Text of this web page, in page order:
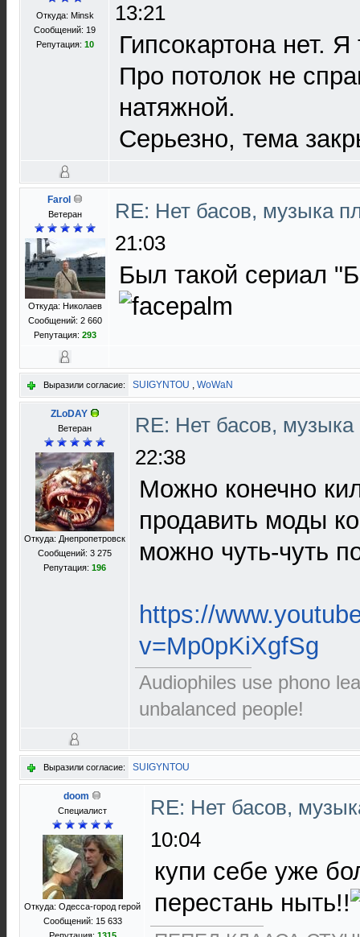
Откуда: Minsk
Сообщений: 19
Репутация: 10
13:21
Гипсокартона нет.
Про потолок не
натяжной.
Серьезно, тема
Farol
Ветеран
Откуда: Николаев
Сообщений: 2 660
Репутация: 293
RE: Нет басов, музыка
21:03
Был такой сериал
Выразили согласие: SUIGYNTOU , WoWaN
ZLoDAY
Ветеран
Откуда: Днепропетровск
Сообщений: 3 275
Репутация: 196
RE: Нет басов,
22:38
Можно конечно
продавить моды
можно чуть-чуть
https://
v=Mp0pKiXgfSg
Audiophiles use phono
unbalanced people!
Выразили согласие: SUIGYNTOU
doom
Специалист
Откуда: Одесса-город герой
Сообщений: 15 633
RE: Нет басов,
10:04
купи себе уже
перестань ныть!!